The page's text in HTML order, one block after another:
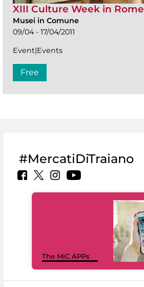
XIII Culture Week in Rome
Musei in Comune
09/04 - 17/04/2011
Event|Events
Free
#MercatiDiTraiano
The MiC APPs